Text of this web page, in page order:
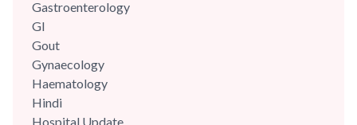
Gastroenterology
GI
Gout
Gynaecology
Haematology
Hindi
Hospital Update